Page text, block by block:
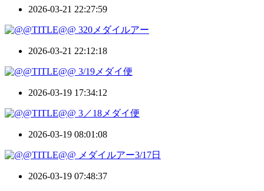
2026-03-21 22:27:59
320メダイルアー
2026-03-21 22:12:18
3/19メダイ便
2026-03-19 17:34:12
3／18メダイ便
2026-03-19 08:01:08
メダイルアー3/17日
2026-03-19 07:48:37